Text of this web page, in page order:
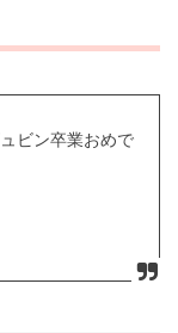
ビン卒業おめで